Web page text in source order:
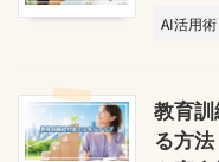
AI活用術
教育
る方